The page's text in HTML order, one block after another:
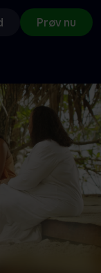
Prøv nu